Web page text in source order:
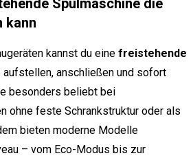
Spülmaschine die
kann
kannst du eine freistehende
aufstellen, anschließen und sofort
besonders beliebt bei
ohne feste Schrankstruktur oder als
bieten moderne Modelle
– vom Eco-Modus bis zur